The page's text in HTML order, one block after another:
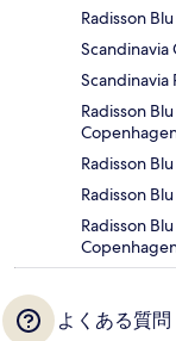
Radisson
Scandinavia
Radisson
Radisson
Radisson
Radisson
よくある質問